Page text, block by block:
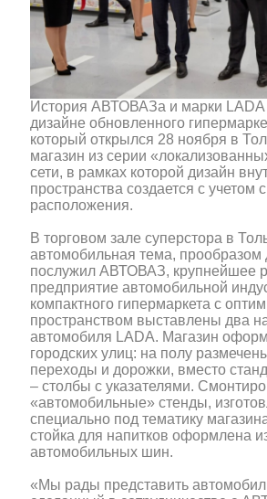
История АВТОВАЗа и марки LADA
дизайне обновленного
который открылся 28 ноября в
магазин из серии
сети, в рамках которой дизайн
пространства создается с учетом
расположения.
В торговом зале суперстора в
автомобильная тема, прообразом
послужил АВТОВАЗ, крупнейшее
предприятие автомобильной
компактного гипермаркета с
пространством выставлены два
автомобиля LADA. Магазин
городских улиц: на полу
переходы и дорожки, вместо
– столбы с указателями.
«автомобильные» стенды,
специально под тематику
стойка для напитков оформлена
автомобильных шин.
«Мы рады представить